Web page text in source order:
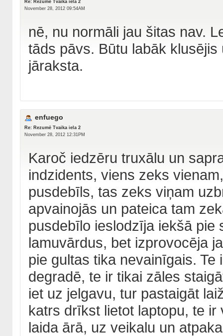
Re: Rezumē Tvaika iela 2
November 28, 2012 09:54AM
nē, nu normāli jau šitas nav.
tāds pāvs. Būtu labāk
jāraksta.
enfuego
Re: Rezumē Tvaika iela 2
November 28, 2012 12:31PM
Karoč iedzēru truxālu un
indzidents, viens zeks
pusdebīls, tas zeks viņam
apvainojās un pateica tam
pusdebīlo ieslodzīja iekšā pie
lamuvārdus, bet izprovocēja
pie gultas tika nevainīgais.
degradē, te ir tikai zāles
iet uz jelgavu, tur pastaigāt
katrs drīkst lietot laptopu, te
laida ārā, uz veikalu un